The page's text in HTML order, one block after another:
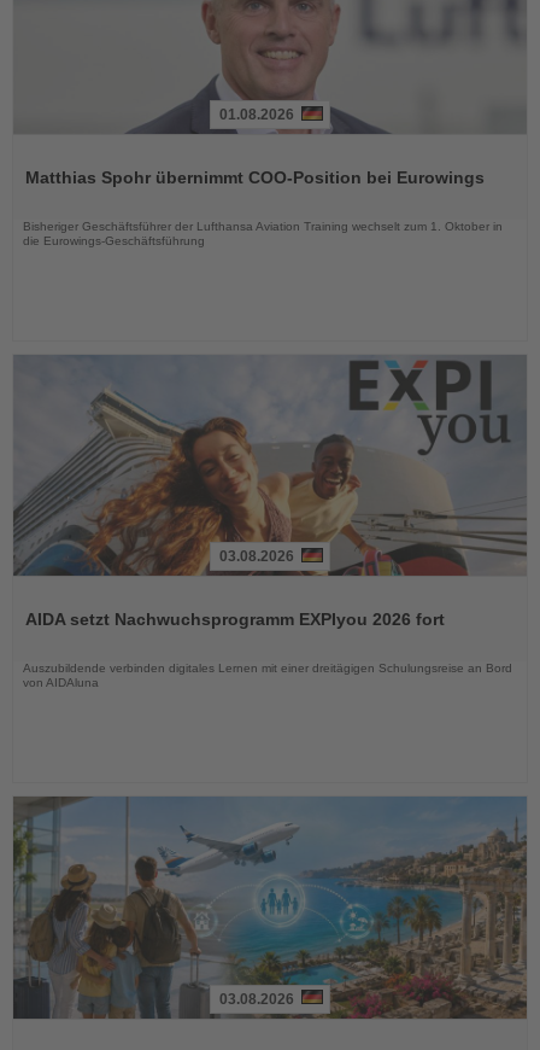
die
01.08.2026
Matthias Spohr übernimmt COO-Position bei Eurowings
Bisheriger Geschäftsführer der Lufthansa Aviation Training wechselt zum 1. Oktober in
die Eurowings-Geschäftsführung
die
03.08.2026
AIDA setzt Nachwuchsprogramm EXPIyou 2026 fort
Auszubildende verbinden digitales Lernen mit einer dreitägigen Schulungsreise an Bord
von AIDAluna
03.08.2026